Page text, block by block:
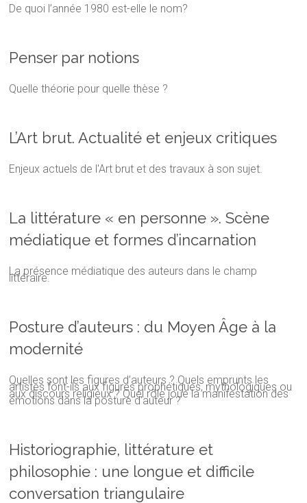
De quoi l’année 1980 est-elle le nom?
Penser par notions
Quelle théorie pour quelle thèse ?
L’Art brut. Actualité et enjeux critiques
Enjeux actuels de l'Art brut et des travaux à son sujet.
La littérature « en personne ». Scène
médiatique et formes d’incarnation
La présence médiatique des auteurs dans le champ
littéraire.
Posture d’auteurs : du Moyen Âge à la
modernité
Quelles sont les figures d’auteurs ? Quels emprunts les
artistes font-ils aux figures prophétiques, mythologiques ou
aux discours religieux ? Quel rôle joue la manifestation des
émotions dans la posture d'auteur ?
Historiographie, littérature et
philosophie : une longue et difficile
conversation triangulaire